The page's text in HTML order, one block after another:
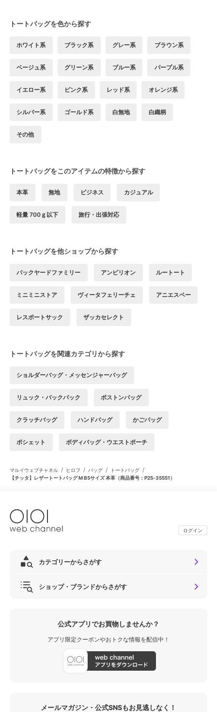
トートバッグを色から探す
ホワイト系 ブラック系 グレー系 ブラウン系
ベージュ系 グリーン系 ブルー系 パープル系
イエロー系 ピンク系 レッド系 オレンジ系
シルバー系 ゴールド系 白無地 白織柄
その他
トートバッグをこのアイテムの特徴から探す
本革 無地 ビジネス カジュアル
軽量 700ｇ以下 旅行・出張対応
トートバッグを他ショップから探す
バックヤードファミリー アンビリオン ルートート
ミニミニストア ヴィータフェリーチェ アニエスベー
レスポートサック ザッカセレクト
トートバッグを関連カテゴリから探す
ショルダーバッグ・メッセンジャーバッグ
リュック・バックパック ボストンバッグ
クラッチバッグ ハンドバッグ かごバッグ
ポシェット ボディバッグ・ウエストポーチ
マルイウェブチャネル / ヒロフ / バッグ / トートバッグ /
【チッタ】レザートートバッグ M B5サイズ 本革（商品番号：P25‐35551）
ログイン
カテゴリーからさがす
ショップ・ブランドからさがす
公式アプリでお買物しませんか？
アプリ限定クーポンやおトクな情報を配信中！
メールマガジン・公式SNSもお見逃しなく！